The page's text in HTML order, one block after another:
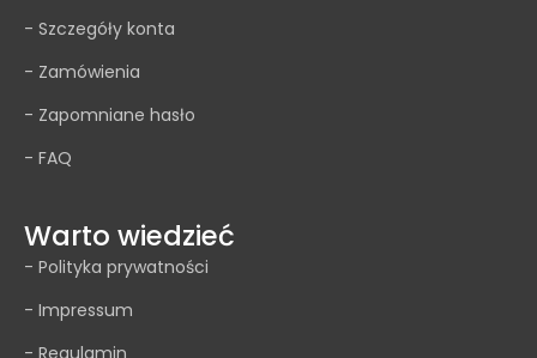
- Szczegóły konta
- Zamówienia
- Zapomniane hasło
- FAQ
Warto wiedzieć
- Polityka prywatności
- Impressum